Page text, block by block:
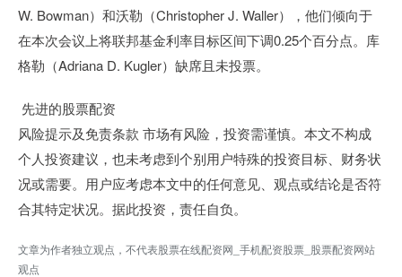
W. Bowman）和沃勒（Christopher J. Waller），他们倾向于
在本次会议上将联邦基金利率目标区间下调0.25个百分点。库
格勒（Adriana D. Kugler）缺席且未投票。
先进的股票配资
风险提示及免责条款 市场有风险，投资需谨慎。本文不构成
个人投资建议，也未考虑到个别用户特殊的投资目标、财务状
况或需要。用户应考虑本文中的任何意见、观点或结论是否符
合其特定状况。据此投资，责任自负。
文章为作者独立观点，不代表股票在线配资网_手机配资股票_股票配资网站
观点